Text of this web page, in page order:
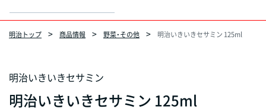
明治トップ 商品情報 野菜・その他 明治いきいきセサミン 125ml
明治いきいきセサミン
明治いきいきセサミン 125ml